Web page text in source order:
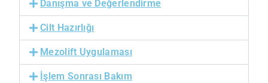
Danışma ve Değerlendirme
Cilt Hazırlığı
Mezolift Uygulaması
İşlem Sonrası Bakım